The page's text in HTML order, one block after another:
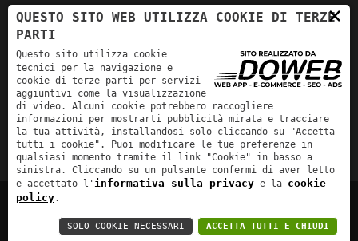
Viale del Lavoro 33 - Centro Direzionale E33
37036 - San Martino Buon Albergo (VR)
studio@br04project.it+39 045 994448
P.IVA: 03396030235
×
QUESTO SITO WEB UTILIZZA COOKIE DI TERZE
PARTI
Questo sito utilizza cookie
tecnici per la navigazione e
cookie di terze parti per servizi
aggiuntivi come la visualizzazione
di video. Alcuni cookie potrebbero raccogliere
informazioni per mostrarti pubblicità mirata e tracciare
la tua attività, installandosi solo cliccando su "Accetta
tutti i cookie". Puoi modificare le tue preferenze in
qualsiasi momento tramite il link "Cookie" in basso a
sinistra. Cliccando su un pulsante confermi di aver letto
e accettato l' informativa sulla privacy e la cookie
policy.
ACCETTA TUTTI E CHIUDI
SOLO COOKIE NECESSARI